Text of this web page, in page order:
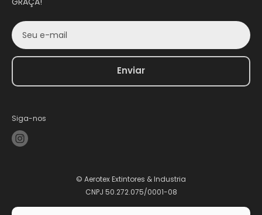
Seu e-mail
Enviar
Siga-nos
© Aerotex Extintores & Industria
CNPJ 50.272.075/0001-08